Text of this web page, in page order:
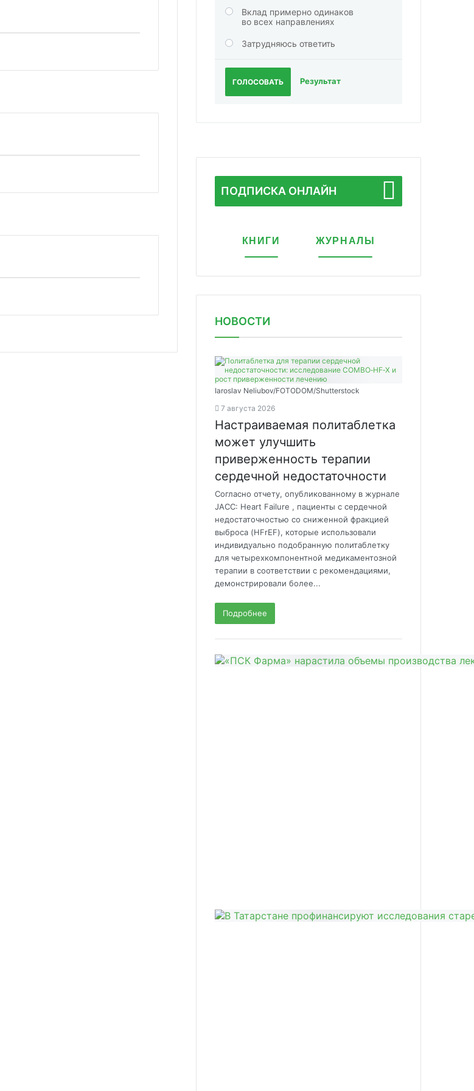
Вклад примерно одинаков
во всех направлениях
Затрудняюсь ответить
ГОЛОСОВАТЬ Результат
ПОДПИСКА ОНЛАЙН
КНИГИ ЖУРНАЛЫ
НОВОСТИ
Iaroslav Neliubov/FOTODOM/Shutterstoсk
7 августа 2026
Настраиваемая политаблетка
может улучшить
приверженность терапии
сердечной недостаточности
Согласно отчету, опубликованному в журнале
JACC: Heart Failure , пациенты с сердечной
недостаточностью со сниженной фракцией
выброса (HFrEF), которые использовали
индивидуально подобранную политаблетку
для четырехкомпонентной медикаментозной
терапии в соответствии с рекомендациями,
демонстрировали более...
Подробнее